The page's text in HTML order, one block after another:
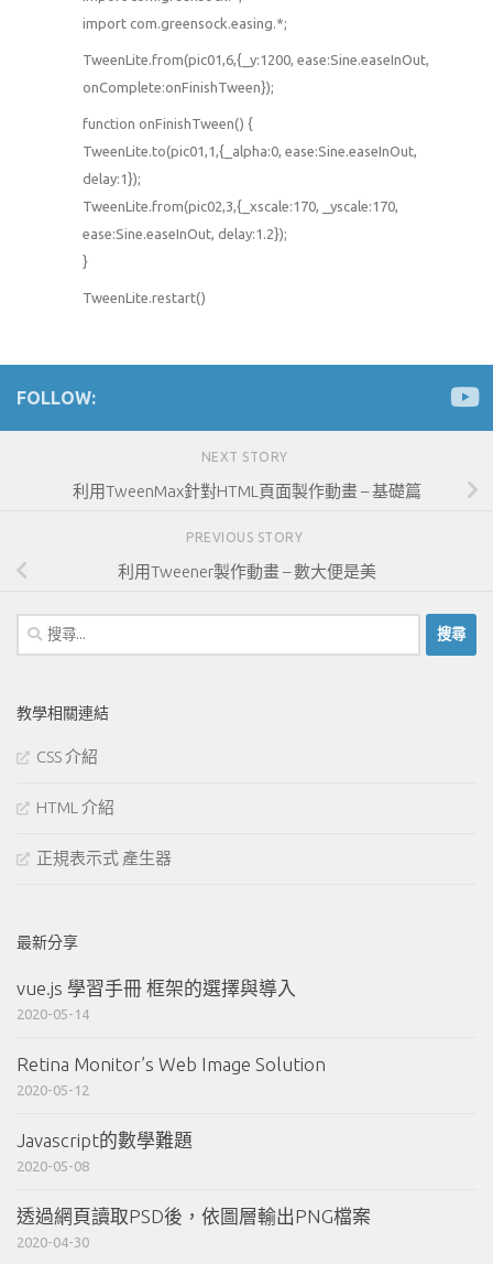
import com.greensock.easing.*;
TweenLite.from(pic01,6,{_y:1200, ease:Sine.easeInOut,
onComplete:onFinishTween});
function onFinishTween() {
TweenLite.to(pic01,1,{_alpha:0, ease:Sine.easeInOut,
delay:1});
TweenLite.from(pic02,3,{_xscale:170, _yscale:170,
ease:Sine.easeInOut, delay:1.2});
}
TweenLite.restart()
FOLLOW:
NEXT STORY
利用TweenMax針對HTML頁面製作動畫 – 基礎篇
PREVIOUS STORY
利用Tweener製作動畫 – 數大便是美
搜
尋
鍵
教學相關連結
CSS 介紹
HTML 介紹
正規表示式 產生器
最新分享
vue.js 學習手冊 框架的選擇與導入
2020-05-14
Retina Monitor’s Web Image Solution
2020-05-12
Javascript的數學難題
2020-05-08
透過網頁讀取PSD後，依圖層輸出PNG檔案
2020-04-30